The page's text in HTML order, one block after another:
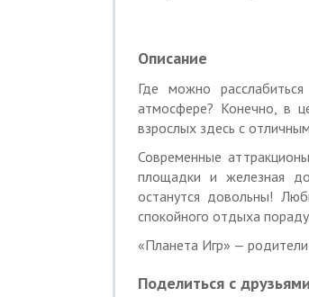
Действие купона
Вы можете взять не
Скидка по купону не
Для получения скидки
Время работы:
Услуги (товары)
Описание
Где можно
атмосфере? Конечно, в
взрослых здесь с
Современные
площадки и железная
останутся довольны!
спокойного отдыха
«Планета Игр» —
Поделиться с